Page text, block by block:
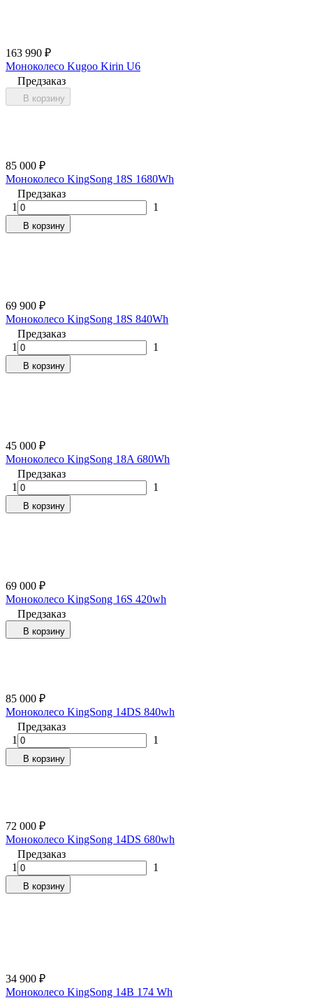
163 990 ₽
Моноколесо Kugoo Kirin U6
Предзаказ
В корзину
85 000 ₽
Моноколесо KingSong 18S 1680Wh
Предзаказ
1
1
В корзину
69 900 ₽
Моноколесо KingSong 18S 840Wh
Предзаказ
1
1
В корзину
45 000 ₽
Моноколесо KingSong 18A 680Wh
Предзаказ
1
1
В корзину
69 000 ₽
Моноколесо KingSong 16S 420wh
Предзаказ
В корзину
85 000 ₽
Моноколесо KingSong 14DS 840wh
Предзаказ
1
1
В корзину
72 000 ₽
Моноколесо KingSong 14DS 680wh
Предзаказ
1
1
В корзину
34 900 ₽
Моноколесо KingSong 14B 174 Wh